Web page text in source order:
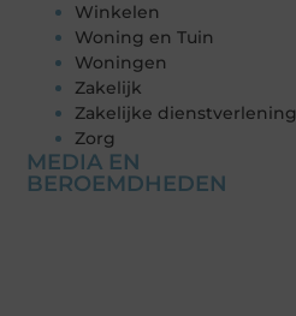
Winkelen
Woning en Tuin
Woningen
Zakelijk
Zakelijke dienstverlening
Zorg
MEDIA EN
BEROEMDHEDEN